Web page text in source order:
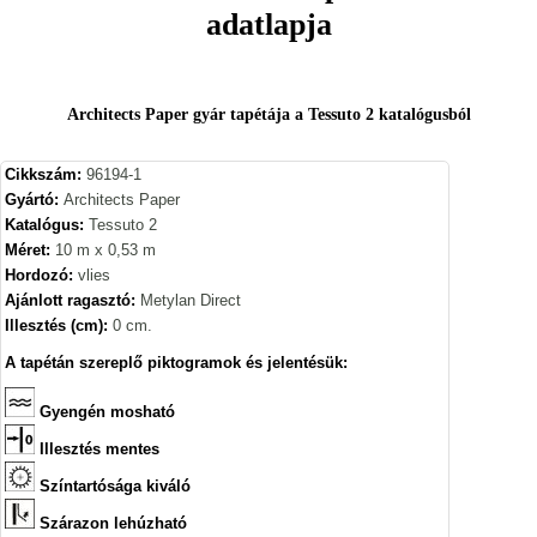
adatlapja
Architects Paper gyár tapétája a Tessuto 2 katalógusból
Cikkszám: 96194-1
Gyártó: Architects Paper
Katalógus: Tessuto 2
Méret: 10 m x 0,53 m
Hordozó: vlies
Ajánlott ragasztó: Metylan Direct
Illesztés (cm): 0 cm.
A tapétán szereplő piktogramok és jelentésük:
Gyengén mosható
Illesztés mentes
Színtartósága kiváló
Szárazon lehúzható